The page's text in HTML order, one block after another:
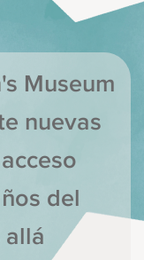
Museum
nuevas
del
allá